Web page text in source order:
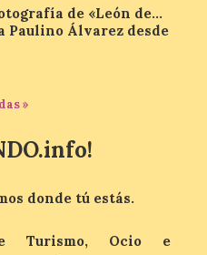
descanso
de firmas
en el
exclusivos
de La
de «León de…
Paulino Álvarez desde
»
donde tú estás.
Turismo, Ocio e